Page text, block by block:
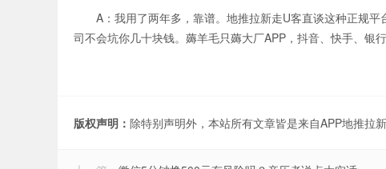
A：我用了两年多，靠谱。地推拉新走U客直谈这种正规平
司不会坑你几十块钱。薅羊毛只薅大厂APP，抖音、快手、
版权声明： 除特别声明外，本站所有文章皆是来自APP地推拉